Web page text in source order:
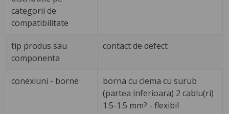
categorii de
compatibilitate
tip produs sau
componenta
contact de defect
conexiuni - borne
borna cu clema cu surub
(partea inferioara) 2 cablu(ri)
1.5-1.5 mm? - flexibil